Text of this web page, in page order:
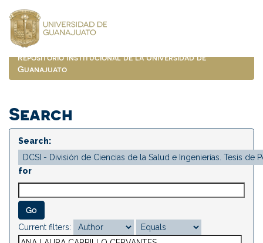
navigation
Repositorio Institucional de la Universidad de
Guanajuato
Search
Search:
for
Current filters: